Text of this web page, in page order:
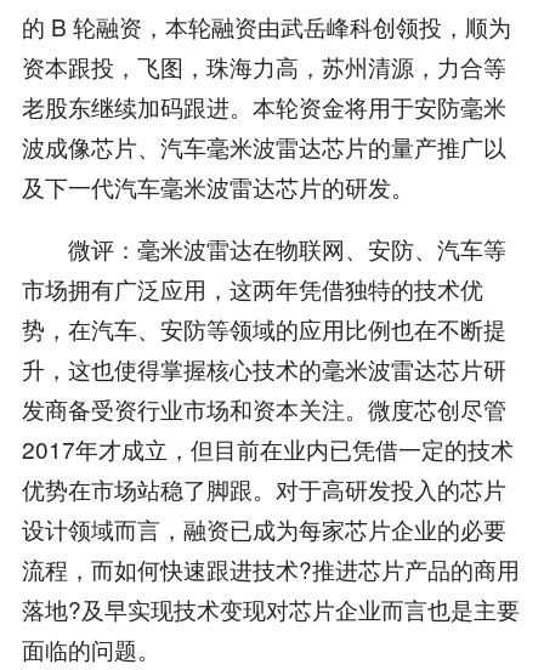
的 B 轮融资，本轮融资由武岳峰科创领投，顺为
资本跟投，飞图，珠海力高，苏州清源，力合等
老股东继续加码跟进。本轮资金将用于安防毫米
波成像芯片、汽车毫米波雷达芯片的量产推广以
及下一代汽车毫米波雷达芯片的研发。
微评：毫米波雷达在物联网、安防、汽车等
市场拥有广泛应用，这两年凭借独特的技术优
势，在汽车、安防等领域的应用比例也在不断提
升，这也使得掌握核心技术的毫米波雷达芯片研
发商备受资行业市场和资本关注。微度芯创尽管
2017年才成立，但目前在业内已凭借一定的技术
优势在市场站稳了脚跟。对于高研发投入的芯片
设计领域而言，融资已成为每家芯片企业的必要
流程，而如何快速跟进技术?推进芯片产品的商用
落地?及早实现技术变现对芯片企业而言也是主要
面临的问题。